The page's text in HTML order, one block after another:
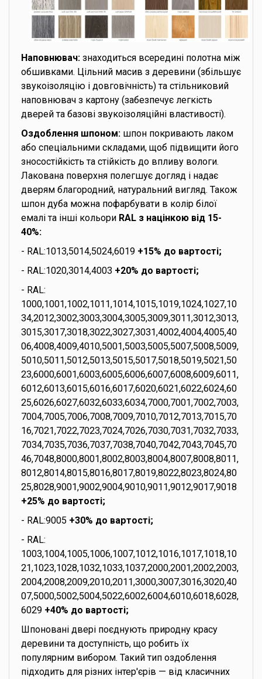
Наповнювач: знаходиться всередині полотна між
обшивками. Цільний масив з деревини (збільшує
звукоізоляцію і довговічність) та стільниковий
наповнювач з картону (забезпечує легкість
дверей та базові звукоізоляційні властивості).
Оздоблення шпоном: шпон покривають лаком
або спеціальними складами, щоб підвищити його
зносостійкість та стійкість до впливу вологи.
Лакована поверхня полегшує догляд і надає
дверям благородний, натуральний вигляд. Також
шпон дуба можна пофарбувати в колір білої
емалі та інші кольори RAL з націнкою від 15-
40%:
- RAL:1013,5014,5024,6019 +15% до вартості;
- RAL:1020,3014,4003 +20% до вартості;
- RAL:
1000,1001,1002,1011,1014,1015,1019,1024,1027,10
34,2012,3002,3003,3004,3005,3009,3011,3012,3013,
3015,3017,3018,3022,3027,3031,4002,4004,4005,40
06,4008,4009,4010,5001,5003,5005,5007,5008,5009,
5010,5011,5012,5013,5015,5017,5018,5019,5021,50
23,6000,6001,6003,6005,6006,6007,6008,6009,6011,
6012,6013,6015,6016,6017,6020,6021,6022,6024,60
25,6026,6027,6032,6033,6034,7000,7001,7002,7003,
7004,7005,7006,7008,7009,7010,7012,7013,7015,70
16,7021,7022,7023,7024,7026,7030,7031,7032,7033,
7034,7035,7036,7037,7038,7040,7042,7043,7045,70
46,7048,8000,8001,8002,8003,8004,8007,8008,8011,
8012,8014,8015,8016,8017,8019,8022,8023,8024,80
25,8028,9001,9002,9004,9010,9011,9012,9017,9018
+25% до вартості;
- RAL:9005 +30% до вартості;
- RAL:
1003,1004,1005,1006,1007,1012,1016,1017,1018,10
21,1023,1028,1032,1033,1037,2000,2001,2002,2003,
2004,2008,2009,2010,2011,3000,3007,3016,3020,40
07,5000,5002,5004,5022,6002,6004,6010,6018,6028,
6029 +40% до вартості;
Шпоновані двері поєднують природну красу
деревини та доступність, що робить їх
популярним вибором. Такий тип оздоблення
підходить для різних інтер'єрів — від класичних